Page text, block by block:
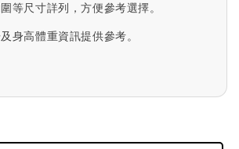
等尺寸詳列，方便參考選擇。
身高體重資訊提供參考。